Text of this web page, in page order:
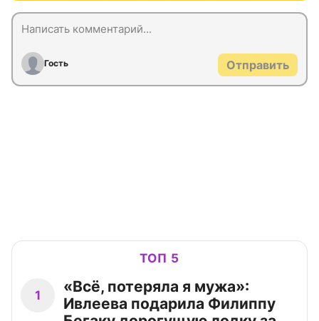
Гость Отправить
ТОП 5
1
«Всё, потеряла я мужа»:
Ивлеева подарила Филиппу